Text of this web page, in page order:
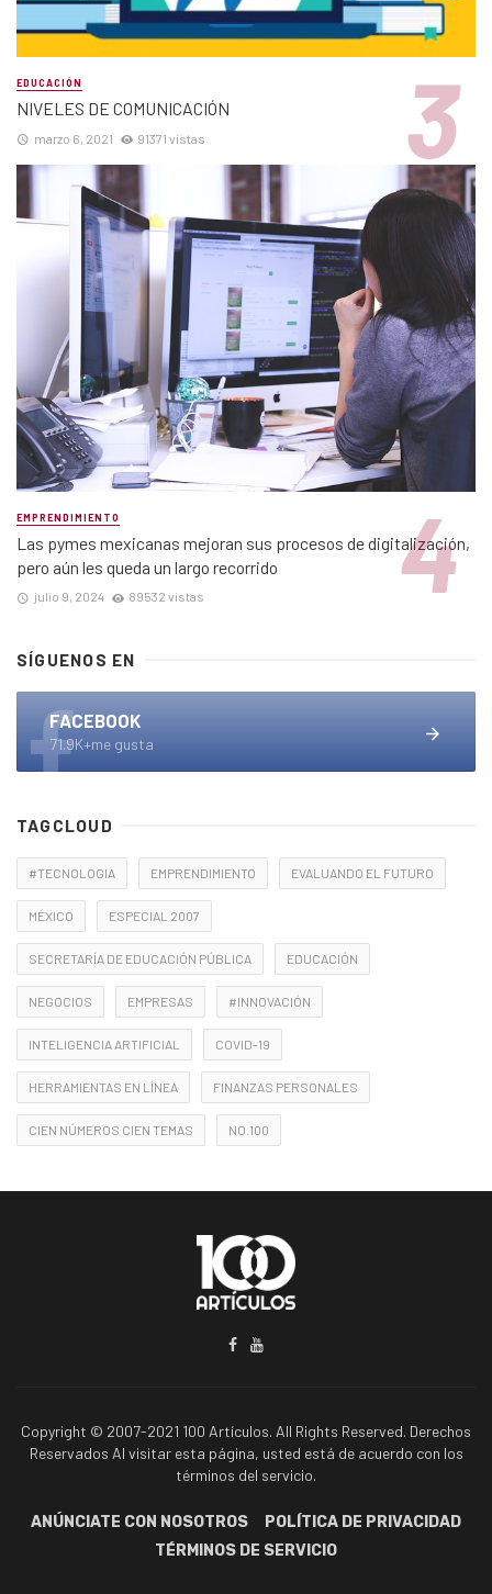
EDUCACIÓN
NIVELES DE COMUNICACIÓN
marzo 6, 2021 91371 vistas
EMPRENDIMIENTO
Las pymes mexicanas mejoran sus procesos de digitalización,
pero aún les queda un largo recorrido
julio 9, 2024 89532 vistas
SÍGUENOS EN
FACEBOOK
71.9K+me gusta
TAGCLOUD
#TECNOLOGIA EMPRENDIMIENTO EVALUANDO EL FUTURO
MÉXICO ESPECIAL 2007
SECRETARÍA DE EDUCACIÓN PÚBLICA EDUCACIÓN
NEGOCIOS EMPRESAS #INNOVACIÓN
INTELIGENCIA ARTIFICIAL COVID-19
HERRAMIENTAS EN LÍNEA FINANZAS PERSONALES
CIEN NÚMEROS CIEN TEMAS NO.100
Copyright © 2007-2021 100 Artículos. All Rights Reserved. Derechos
Reservados Al visitar esta página, usted está de acuerdo con los
términos del servicio.
ANÚNCIATE CON NOSOTROS
POLÍTICA DE PRIVACIDAD
TÉRMINOS DE SERVICIO